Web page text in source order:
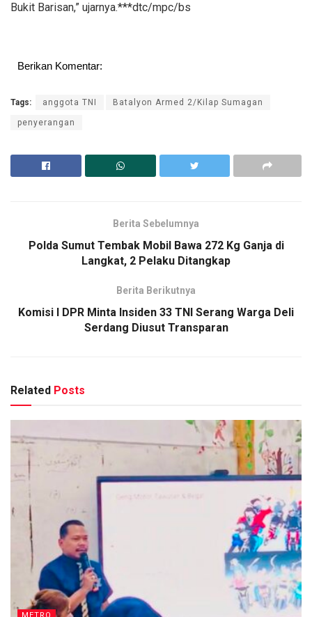
Bukit Barisan,” ujarnya.***dtc/mpc/bs
Berikan Komentar:
Tags: anggota TNI Batalyon Armed 2/Kilap Sumagan
penyerangan
Berita Sebelumnya
Polda Sumut Tembak Mobil Bawa 272 Kg Ganja di
Langkat, 2 Pelaku Ditangkap
Berita Berikutnya
Komisi I DPR Minta Insiden 33 TNI Serang Warga Deli
Serdang Diusut Transparan
Related Posts